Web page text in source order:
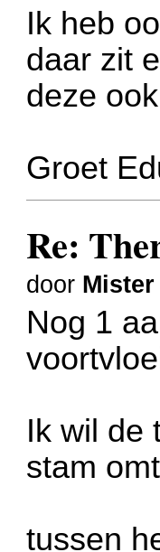
Ik heb
daar zit
deze
Groet
Re:
door Mister
Nog 1
Ik wil de
stam
tussen